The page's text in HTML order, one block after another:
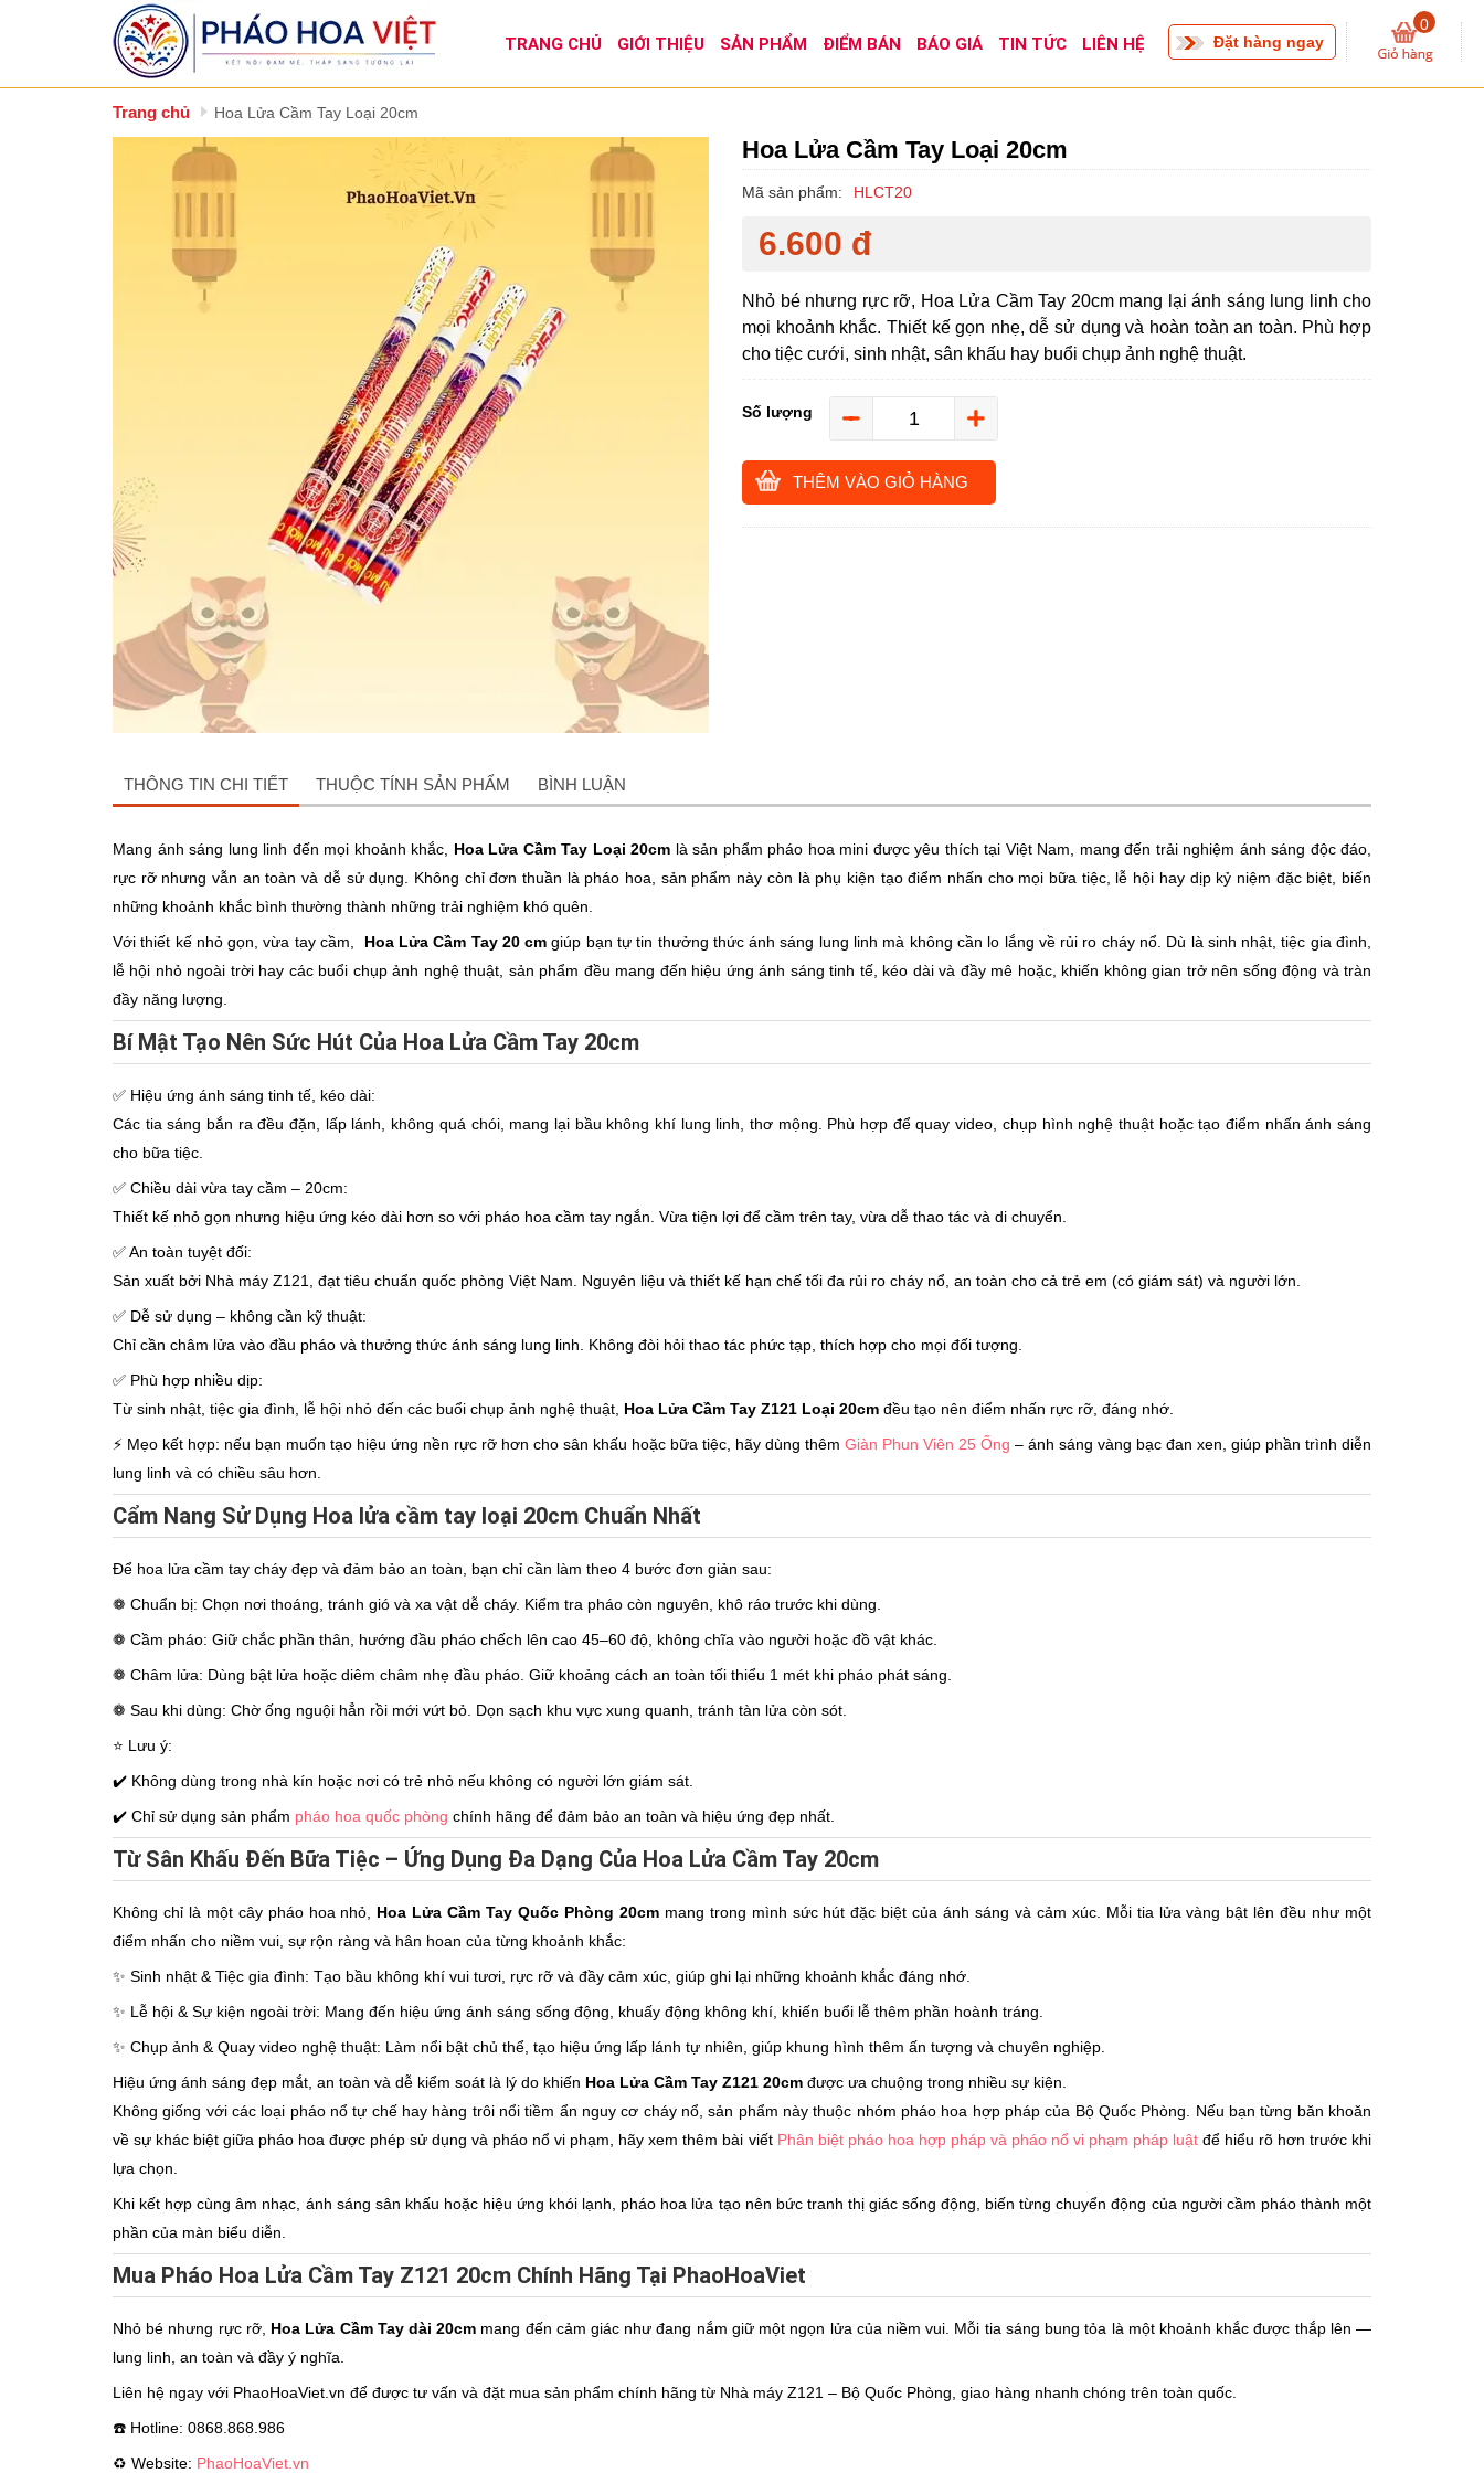
TRANG CHỦ GIỚI THIỆU SẢN PHẨM ĐIỂM BÁN BÁO GIÁ TIN TỨC LIÊN HỆ Đặt hàng ngay
0
Trang chủ Hoa Lửa Cầm Tay Loại 20cm
Hoa Lửa Cầm Tay Loại 20cm
Mã sản phẩm: HLCT20
6.600 đ
Nhỏ bé nhưng rực rỡ, Hoa Lửa Cầm Tay 20cm mang lại ánh sáng lung linh cho
mọi khoảnh khắc. Thiết kế gọn nhẹ, dễ sử dụng và hoàn toàn an toàn. Phù hợp
cho tiệc cưới, sinh nhật, sân khấu hay buổi chụp ảnh nghệ thuật.
Số lượng
THÊM VÀO GIỎ HÀNG
THÔNG TIN CHI TIẾT THUỘC TÍNH SẢN PHẨM BÌNH LUẬN
Mang ánh sáng lung linh đến mọi khoảnh khắc, Hoa Lửa Cầm Tay Loại 20cm là sản phẩm pháo hoa mini được yêu thích tại Việt Nam, mang đến trải nghiệm ánh sáng độc đáo,
rực rỡ nhưng vẫn an toàn và dễ sử dụng. Không chỉ đơn thuần là pháo hoa, sản phẩm này còn là phụ kiện tạo điểm nhấn cho mọi bữa tiệc, lễ hội hay dịp kỷ niệm đặc biệt, biến
những khoảnh khắc bình thường thành những trải nghiệm khó quên.
Với thiết kế nhỏ gọn, vừa tay cầm, Hoa Lửa Cầm Tay 20 cmgiúp bạn tự tin thưởng thức ánh sáng lung linh mà không cần lo lắng về rủi ro cháy nổ. Dù là sinh nhật, tiệc gia đình,
lễ hội nhỏ ngoài trời hay các buổi chụp ảnh nghệ thuật, sản phẩm đều mang đến hiệu ứng ánh sáng tinh tế, kéo dài và đầy mê hoặc, khiến không gian trở nên sống động và tràn
đầy năng lượng.
Bí Mật Tạo Nên Sức Hút Của Hoa Lửa Cầm Tay 20cm
✅ Hiệu ứng ánh sáng tinh tế, kéo dài:
Các tia sáng bắn ra đều đặn, lấp lánh, không quá chói, mang lại bầu không khí lung linh, thơ mộng. Phù hợp để quay video, chụp hình nghệ thuật hoặc tạo điểm nhấn ánh sáng
cho bữa tiệc.
✅ Chiều dài vừa tay cầm – 20cm:
Thiết kế nhỏ gọn nhưng hiệu ứng kéo dài hơn so với pháo hoa cầm tay ngắn. Vừa tiện lợi để cầm trên tay, vừa dễ thao tác và di chuyển.
✅ An toàn tuyệt đối:
Sản xuất bởi Nhà máy Z121, đạt tiêu chuẩn quốc phòng Việt Nam. Nguyên liệu và thiết kế hạn chế tối đa rủi ro cháy nổ, an toàn cho cả trẻ em (có giám sát) và người lớn.
✅ Dễ sử dụng – không cần kỹ thuật:
Chỉ cần châm lửa vào đầu pháo và thưởng thức ánh sáng lung linh. Không đòi hỏi thao tác phức tạp, thích hợp cho mọi đối tượng.
✅ Phù hợp nhiều dịp:
Từ sinh nhật, tiệc gia đình, lễ hội nhỏ đến các buổi chụp ảnh nghệ thuật, Hoa Lửa Cầm Tay Z121 Loại 20cm đều tạo nên điểm nhấn rực rỡ, đáng nhớ.
⚡ Mẹo kết hợp: nếu bạn muốn tạo hiệu ứng nền rực rỡ hơn cho sân khấu hoặc bữa tiệc, hãy dùng thêm Giàn Phun Viên 25 Ống – ánh sáng vàng bạc đan xen, giúp phần trình diễn
lung linh và có chiều sâu hơn.
Cẩm Nang Sử Dụng Hoa lửa cầm tay loại 20cm Chuẩn Nhất
Để hoa lửa cầm tay cháy đẹp và đảm bảo an toàn, bạn chỉ cần làm theo 4 bước đơn giản sau:
❁ Chuẩn bị: Chọn nơi thoáng, tránh gió và xa vật dễ cháy. Kiểm tra pháo còn nguyên, khô ráo trước khi dùng.
❁ Cầm pháo: Giữ chắc phần thân, hướng đầu pháo chếch lên cao 45–60 độ, không chĩa vào người hoặc đồ vật khác.
❁ Châm lửa: Dùng bật lửa hoặc diêm châm nhẹ đầu pháo. Giữ khoảng cách an toàn tối thiểu 1 mét khi pháo phát sáng.
❁ Sau khi dùng: Chờ ống nguội hẳn rồi mới vứt bỏ. Dọn sạch khu vực xung quanh, tránh tàn lửa còn sót.
⭐️ Lưu ý:
✔️ Không dùng trong nhà kín hoặc nơi có trẻ nhỏ nếu không có người lớn giám sát.
✔️ Chỉ sử dụng sản phẩm pháo hoa quốc phòng chính hãng để đảm bảo an toàn và hiệu ứng đẹp nhất.
Từ Sân Khấu Đến Bữa Tiệc – Ứng Dụng Đa Dạng Của Hoa Lửa Cầm Tay 20cm
Không chỉ là một cây pháo hoa nhỏ, Hoa Lửa Cầm Tay Quốc Phòng 20cmmang trong mình sức hút đặc biệt của ánh sáng và cảm xúc. Mỗi tia lửa vàng bật lên đều như một
điểm nhấn cho niềm vui, sự rộn ràng và hân hoan của từng khoảnh khắc:
✨ Sinh nhật & Tiệc gia đình: Tạo bầu không khí vui tươi, rực rỡ và đầy cảm xúc, giúp ghi lại những khoảnh khắc đáng nhớ.
✨ Lễ hội & Sự kiện ngoài trời: Mang đến hiệu ứng ánh sáng sống động, khuấy động không khí, khiến buổi lễ thêm phần hoành tráng.
✨ Chụp ảnh & Quay video nghệ thuật: Làm nổi bật chủ thể, tạo hiệu ứng lấp lánh tự nhiên, giúp khung hình thêm ấn tượng và chuyên nghiệp.
Hiệu ứng ánh sáng đẹp mắt, an toàn và dễ kiểm soát là lý do khiến Hoa Lửa Cầm Tay Z121 20cm được ưa chuộng trong nhiều sự kiện.
Không giống với các loại pháo nổ tự chế hay hàng trôi nổi tiềm ẩn nguy cơ cháy nổ, sản phẩm này thuộc nhóm pháo hoa hợp pháp của Bộ Quốc Phòng. Nếu bạn từng băn khoăn
về sự khác biệt giữa pháo hoa được phép sử dụng và pháo nổ vi phạm, hãy xem thêm bài viết Phân biệt pháo hoa hợp pháp và pháo nổ vi phạm pháp luậtđể hiểu rõ hơn trước khi
lựa chọn.
Khi kết hợp cùng âm nhạc, ánh sáng sân khấu hoặc hiệu ứng khói lạnh, pháo hoa lửa tạo nên bức tranh thị giác sống động, biến từng chuyển động của người cầm pháo thành một
phần của màn biểu diễn.
Mua Pháo Hoa Lửa Cầm Tay Z121 20cm Chính Hãng Tại PhaoHoaViet
Nhỏ bé nhưng rực rỡ, Hoa Lửa Cầm Tay dài 20cm mang đến cảm giác như đang nắm giữ một ngọn lửa của niềm vui. Mỗi tia sáng bung tỏa là một khoảnh khắc được thắp lên —
lung linh, an toàn và đầy ý nghĩa.
Liên hệ ngay với PhaoHoaViet.vn để được tư vấn và đặt mua sản phẩm chính hãng từ Nhà máy Z121 – Bộ Quốc Phòng, giao hàng nhanh chóng trên toàn quốc.
☎️ Hotline: 0868.868.986
♻ Website: PhaoHoaViet.vn